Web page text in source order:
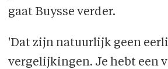
gaat Buysse verder.
'Dat zijn natuurlijk geen
vergelijkingen. Je hebt een